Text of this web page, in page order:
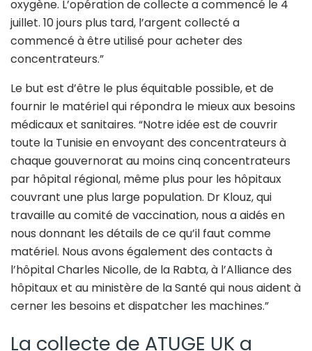
oxygène. L’opération de collecte a commencé le 4
juillet. 10 jours plus tard, l’argent collecté a
commencé à être utilisé pour acheter des
concentrateurs.”
Le but est d’être le plus équitable possible, et de
fournir le matériel qui répondra le mieux aux besoins
médicaux et sanitaires. “Notre idée est de couvrir
toute la Tunisie en envoyant des concentrateurs à
chaque gouvernorat au moins cinq concentrateurs
par hôpital régional, même plus pour les hôpitaux
couvrant une plus large population. Dr Klouz, qui
travaille au comité de vaccination, nous a aidés en
nous donnant les détails de ce qu’il faut comme
matériel. Nous avons également des contacts à
l’hôpital Charles Nicolle, de la Rabta, à l’Alliance des
hôpitaux et au ministère de la Santé qui nous aident à
cerner les besoins et dispatcher les machines.”
La collecte de ATUGE UK a